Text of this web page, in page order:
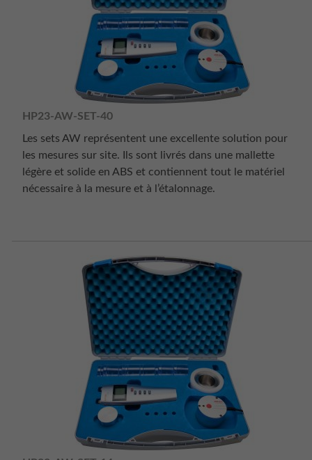
HP23-AW-SET-40
Les sets AW représentent une excellente solution pour
les mesures sur site. Ils sont livrés dans une mallette
légère et solide en ABS et contiennent tout le matériel
nécessaire à la mesure et à l’étalonnage.